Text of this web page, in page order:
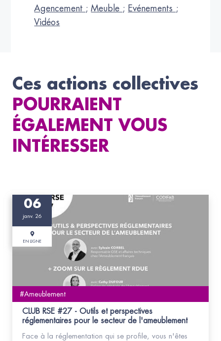
Agencement ;Meuble ; Evénements ;
Vidéos
Ces actions collectives
POURRAIENT
ÉGALEMENT VOUS
INTÉRESSER
06
janv. 26
EN LIGNE
#Ameublement
CLUB RSE #27 - Outils et perspectives
réglementaires pour le secteur de l'ameublement
Face à la réglementation qui se profile, vous n'êtes